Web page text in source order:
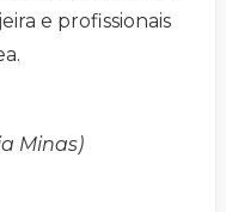
e profissionais
Minas)